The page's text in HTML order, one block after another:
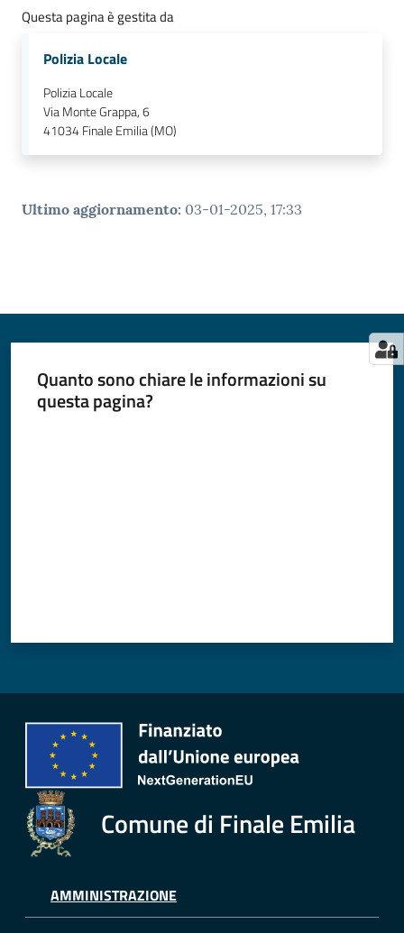
Questa pagina è gestita da
Polizia Locale
Polizia Locale
Via Monte Grappa, 6
41034Finale Emilia (MO)
Ultimo aggiornamento: 03-01-2025, 17:33
Quanto sono chiare le informazioni su
questa pagina?
Comune di Finale Emilia
AMMINISTRAZIONE